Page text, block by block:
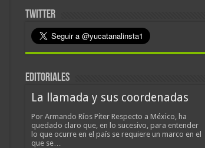
TWITTER
EDITORIALES
La llamada y sus coordenadas
Por Armando Ríos Piter Respecto a México, ha
quedado claro que, en lo sucesivo, para entender
lo que ocurre en el país se requiere un marco en el
que se…